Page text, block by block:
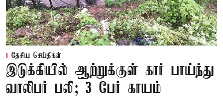
தேசிய செய்திகள்
இடுக்கியில் ஆற்றுக்குள் கார் பாய்ந்து
வாலிபர் பலி; 3 பேர் காயம்